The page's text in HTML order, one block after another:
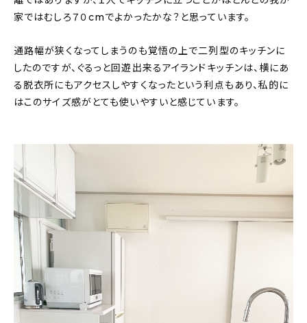
家ではむしろ７０cmでよかったかな？と思っています。
通路幅が狭くなってしまうのも覚悟の上で二列型のキッチンに
したのですが、ぐるっと回遊出来るアイランドキッチンは、横にあ
る脱衣所にもアクセスしやすくなったという利点もあり、私的に
はこのサイズ感がとても使いやすいと感じています。